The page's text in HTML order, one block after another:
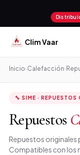
Clim Vaar
Inicio›Calefacción›
🔧 SIME · REPUESTOS
Repuestos
Repuestos originales
Compatibles con los